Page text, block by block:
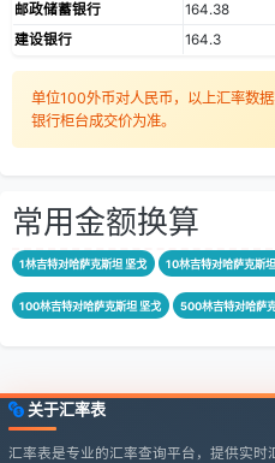
邮政储蓄银行
164.38
建设银行
164.3
单位100外币对人民币，以上汇率数
银行柜台成交价为准。
常用金额换算
1林吉特对哈萨克斯坦 坚戈 10林吉特对哈萨克斯
100林吉特对哈萨克斯坦 坚戈 500林吉特对哈萨
关于汇率表
汇率表是专业的汇率查询平台，提供实